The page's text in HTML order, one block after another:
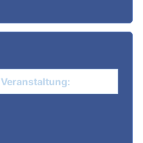
Veranstaltung: